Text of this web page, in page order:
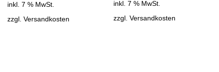
inkl. 7 % MwSt.
zzgl. Versandkosten
inkl. 7 % MwSt.
zzgl.Versandkosten